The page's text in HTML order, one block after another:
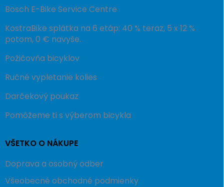
Bosch E-Bike Service Centre
KostraBike splátka na 6 etáp: 40 % teraz, 5 x 12 %
potom, 0 € navyše.
Požičovňa bicyklov
Ručné vypletanie kolies
Darčekový poukaz
Pomôžeme ti s výberom bicykla
VŠETKO O NÁKUPE
Doprava a osobný odber
Všeobecné obchodné podmienky